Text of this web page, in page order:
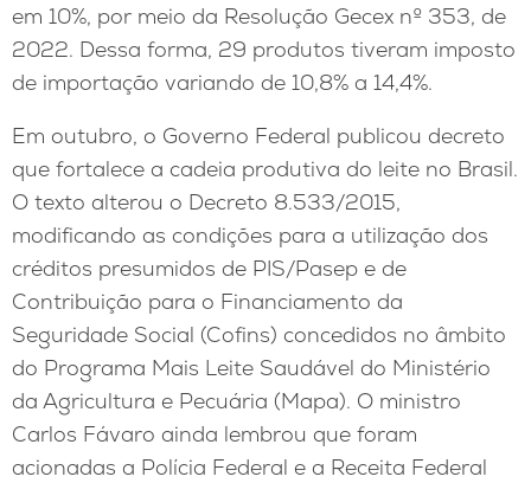
em 10%, por meio da Resolução Gecex nº 353, de
2022. Dessa forma, 29 produtos tiveram imposto
de importação variando de 10,8% a 14,4%.
Em outubro, o Governo Federal publicou decreto
que fortalece a cadeia produtiva do leite no Brasil.
O texto alterou o Decreto 8.533/2015,
modificando as condições para a utilização dos
créditos presumidos de PIS/Pasep e de
Contribuição para o Financiamento da
Seguridade Social (Cofins) concedidos no âmbito
do Programa Mais Leite Saudável do Ministério
da Agricultura e Pecuária (Mapa). O ministro
Carlos Fávaro ainda lembrou que foram
acionadas a Polícia Federal e a Receita Federal